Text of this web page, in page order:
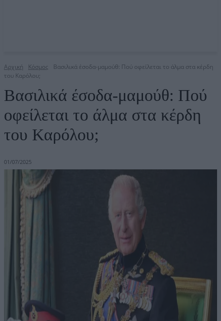
Αρχική Κόσμος
Βασιλικά έσοδα-μαμούθ: Πού οφείλεται το άλμα στα κέρδη
του Καρόλου;
Βασιλικά έσοδα-μαμούθ: Πού
οφείλεται το άλμα στα κέρδη
του Καρόλου;
01/07/2025